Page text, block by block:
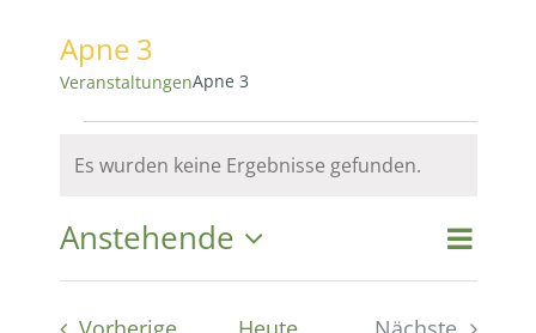
Apne 3
VeranstaltungenApne 3
Veranstaltungen
Hinweis
Es wurden keine Ergebnisse gefunden.
Suche
Liste
Anstehende
Datum
Veranstaltungen